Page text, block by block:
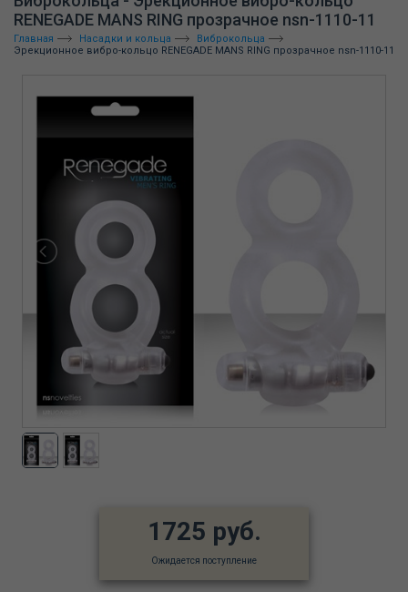
RENEGADE MANS RING прозрачное nsn-1110-11
Главная Насадки и кольца
Виброкольца
Эрекционное вибро-кольцо RENEGADE MANS RING прозрачное nsn-1110-11
1725 руб.
Ожидается поступление